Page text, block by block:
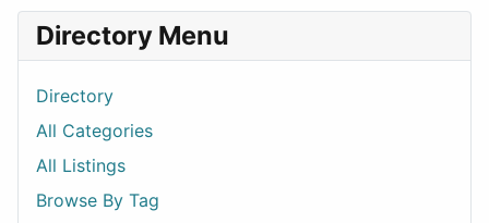
Directory Menu
Directory
All Categories
All Listings
Browse By Tag